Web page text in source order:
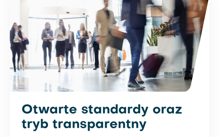
Otwarte standardy oraz
tryb transparentny